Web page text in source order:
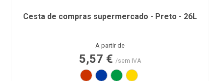
Cesta de compras supermercado - Preto - 26L
Preço
A partir de
5,57 € /sem IVA
Vermelho RAL3020
Azul PAN 293C
Verde PAN 347C
Amarelo PAN 012C